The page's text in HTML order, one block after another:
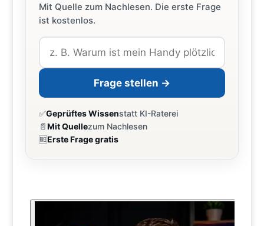
Mit Quelle zum Nachlesen. Die erste Frage
ist kostenlos.
Frage stellen →
✅Geprüftes Wissenstatt KI-Raterei
📄Mit Quellezum Nachlesen
🆓Erste Frage gratis